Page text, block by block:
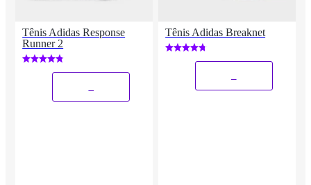
Tênis Adidas Response
Runner 2
Tênis Adidas Breaknet